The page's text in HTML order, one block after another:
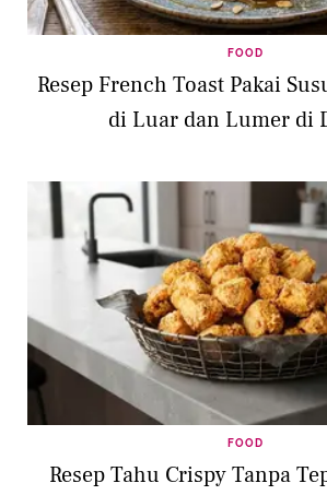
FOOD
Resep French Toast Pakai
di Luar dan Lumer di
FOOD
Resep Tahu Crispy Tanpa